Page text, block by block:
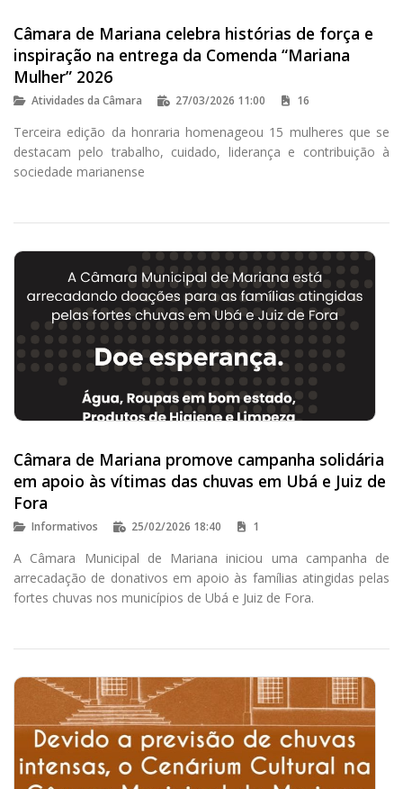
Câmara de Mariana celebra histórias de força e
inspiração na entrega da Comenda “Mariana
Mulher” 2026
Atividades da Câmara 27/03/2026 11:00 16
Terceira edição da honraria homenageou 15 mulheres que se
destacam pelo trabalho, cuidado, liderança e contribuição à
sociedade marianense
Câmara de Mariana promove campanha solidária
em apoio às vítimas das chuvas em Ubá e Juiz de
Fora
Informativos 25/02/2026 18:40 1
A Câmara Municipal de Mariana iniciou uma campanha de
arrecadação de donativos em apoio às famílias atingidas pelas
fortes chuvas nos municípios de Ubá e Juiz de Fora.